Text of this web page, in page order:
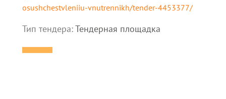
osushchestvleniiu-vnutrennikh/tender-4453377/
Тип тендера:Тендерная площадка